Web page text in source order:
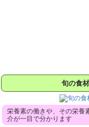
旬の食
栄養素の働きや、その栄養
介が一目で分かります